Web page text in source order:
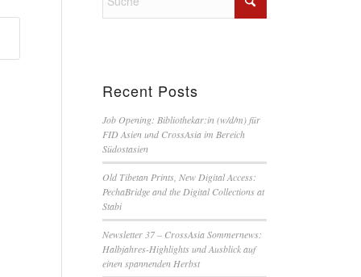
Recent Posts
Job Opening: Bibliothekar:in (w/d/m) für
FID Asien und CrossAsia im Bereich
Südostasien
Old Tibetan Prints, New Digital Access:
PechaBridge and the Digital Collections at
Stabi
Newsletter 37 – CrossAsia Sommernews:
Halbjahres-Highlights und Ausblick auf
einen spannenden Herbst